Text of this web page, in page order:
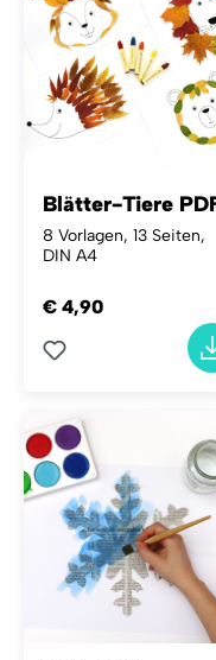
Blätter-Tiere
8 Vorlagen, 13 Seiten,
DIN A4
€ 4,90